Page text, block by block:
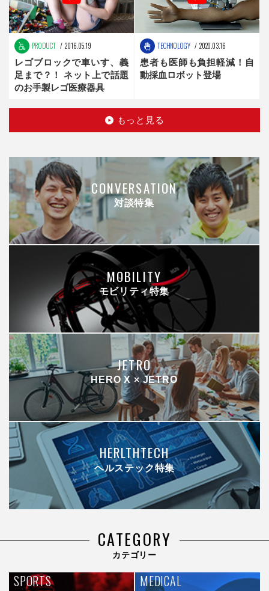
PRODUCT 2016.05.19
レゴブロックで車いす、義
足まで？！ ネット上で話題
のお手製レゴ医療器具
TECHNOLOGY 2020.03.16
患者も医師も負担軽減！自
動採血ロボット登場
もっと見る
CONVERSATION
対談特集
MOBILITY
モビリティ特集
JETRO
HERO X × JETRO
HERLTHTECH
ヘルステック特集
CATEGORY
カテゴリー
SPORTS MEDICAL